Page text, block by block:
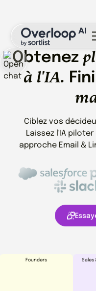
Obtenez
à l'IA.
Ciblez vos
Laissez l'IA
approche Email &
Founders Sales